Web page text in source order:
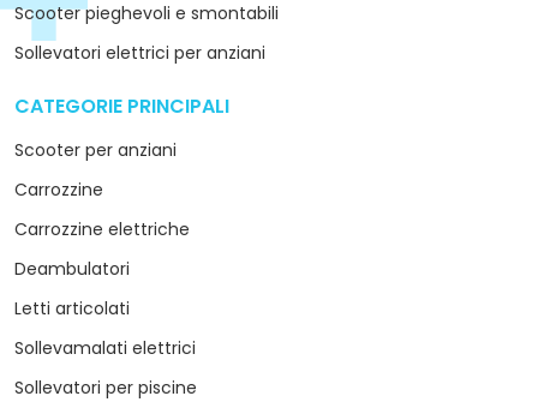
Scooter pieghevoli e smontabili
Sollevatori elettrici per anziani
CATEGORIE PRINCIPALI
Scooter per anziani
Carrozzine
Carrozzine elettriche
Deambulatori
Letti articolati
Sollevamalati elettrici
Sollevatori per piscine